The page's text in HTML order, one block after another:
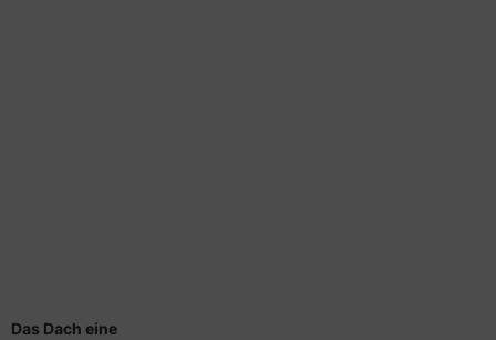
Das Dach eine